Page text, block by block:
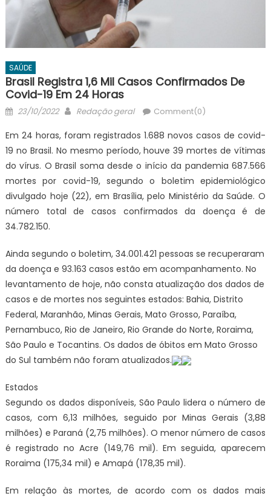
SAÚDE
Brasil Registra 1,6 Mil Casos Confirmados De
Covid-19 Em 24 Horas
Posted
23/10/2022 Author
Redação geral Comment(0)
Em 24 horas, foram registrados 1.688 novos casos de covid-
19 no Brasil. No mesmo período, houve 39 mortes de vítimas
do vírus. O Brasil soma desde o início da pandemia 687.566
mortes por covid-19, segundo o boletim epidemiológico
divulgado hoje (22), em Brasília, pelo Ministério da Saúde. O
número total de casos confirmados da doença é de
34.782.150.
Ainda segundo o boletim, 34.001.421 pessoas se recuperaram
da doença e 93.163 casos estão em acompanhamento. No
levantamento de hoje, não consta atualização dos dados de
casos e de mortes nos seguintes estados: Bahia, Distrito
Federal, Maranhão, Minas Gerais, Mato Grosso, Paraíba,
Pernambuco, Rio de Janeiro, Rio Grande do Norte, Roraima,
São Paulo e Tocantins. Os dados de óbitos em Mato Grosso
do Sul também não foram atualizados.
Estados
Segundo os dados disponíveis, São Paulo lidera o número de
casos, com 6,13 milhões, seguido por Minas Gerais (3,88
milhões) e Paraná (2,75 milhões). O menor número de casos
é registrado no Acre (149,76 mil). Em seguida, aparecem
Roraima (175,34 mil) e Amapá (178,35 mil).
Em relação às mortes, de acordo com os dados mais